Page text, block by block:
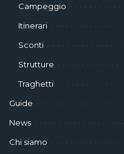
Campeggio
Itinerari
Sconti
Strutture
Traghetti
Guide
News
Chi siamo